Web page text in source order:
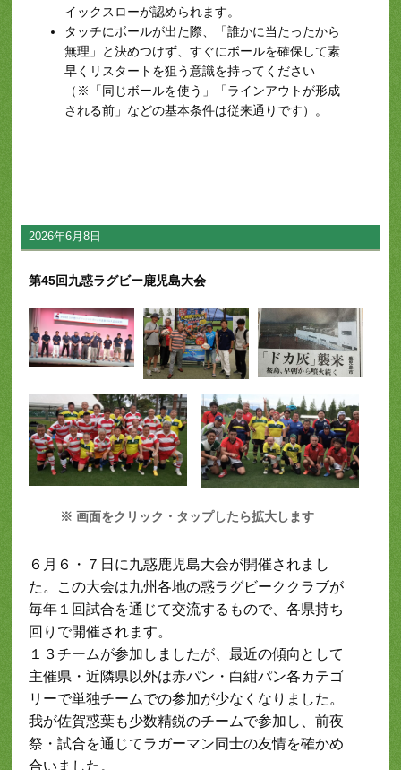
イックスローが認められます。
タッチにボールが出た際、「誰かに当たったから
無理」と決めつけず、すぐにボールを確保して素
早くリスタートを狙う意識を持ってください
（※「同じボールを使う」「ラインアウトが形成
される前」などの基本条件は従来通りです）。
2026年6月8日
第45回九惑ラグビー鹿児島大会
※ 画面をクリック・タップしたら拡大します
６月６・７日に九惑鹿児島大会が開催されまし
た。この大会は九州各地の惑ラグビーククラブが
毎年１回試合を通じて交流するもので、各県持ち
回りで開催されます。
１３チームが参加しましたが、最近の傾向として
主催県・近隣県以外は赤パン・白紺パン各カテゴ
リーで単独チームでの参加が少なくなりました。
我が佐賀惑葉も少数精鋭のチームで参加し、前夜
祭・試合を通じてラガーマン同士の友情を確かめ
合いました。